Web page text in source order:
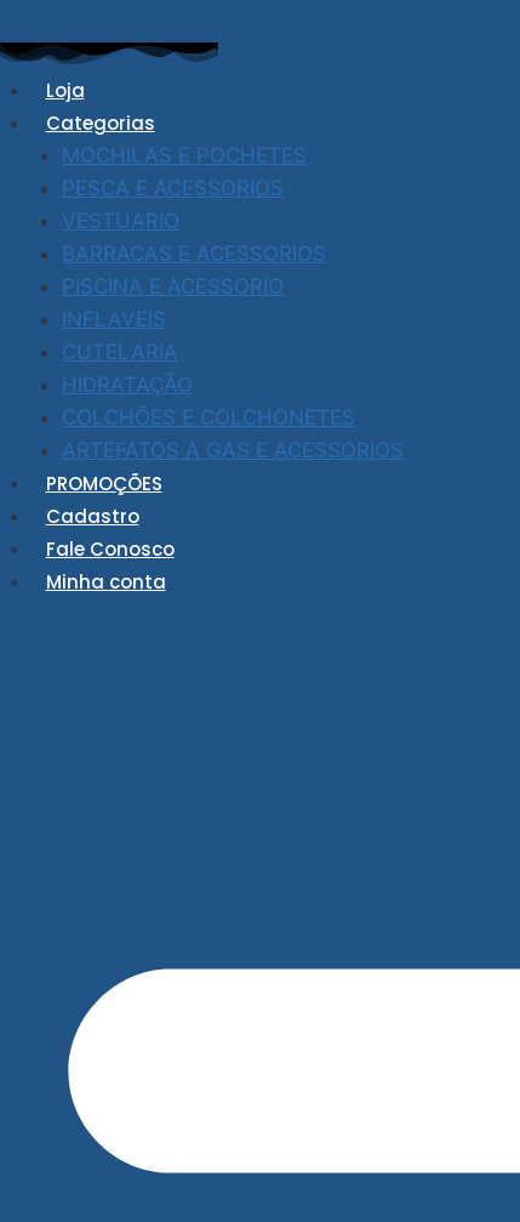
Loja
Categorias
MOCHILAS E POCHETES
PESCA E ACESSORIOS
VESTUARIO
BARRACAS E ACESSORIOS
PISCINA E ACESSORIO
INFLAVEIS
CUTELARIA
HIDRATAÇÃO
COLCHÕES E COLCHONETES
ARTEFATOS A GAS E ACESSORIOS
PROMOÇÕES
Cadastro
Fale Conosco
Minha conta